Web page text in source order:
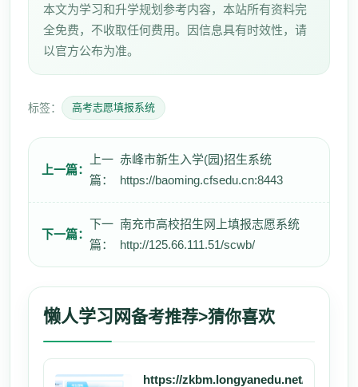
本文为学习和升学规划参考内容，本站所有资料完
全免费，不收取任何费用。因信息具有时效性，请
以官方公布为准。
标签： 高考志愿填报系统
上一篇：
上一
篇：
赤峰市新生入学(园)招生系统
https://baoming.cfsedu.cn:8443
下一篇：
下一
篇：
南充市高校招生网上填报志愿系统
http://125.66.111.51/scwb/
懒人学习网备考推荐>猜你喜欢
https://zkbm.longyanedu.net/